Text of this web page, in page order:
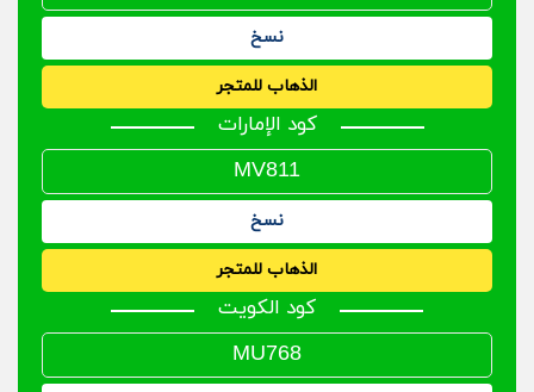
نسخ
الذهاب للمتجر
كود الإمارات
نسخ
الذهاب للمتجر
كود الكويت